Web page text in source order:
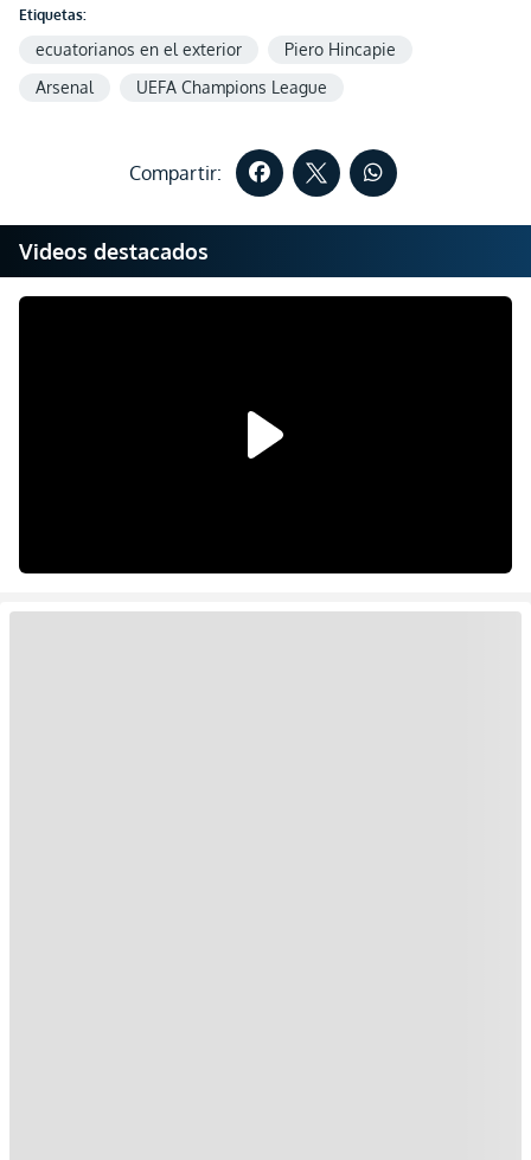
Etiquetas:
ecuatorianos en el exterior
Piero Hincapie
Arsenal
UEFA Champions League
Compartir:
Videos destacados